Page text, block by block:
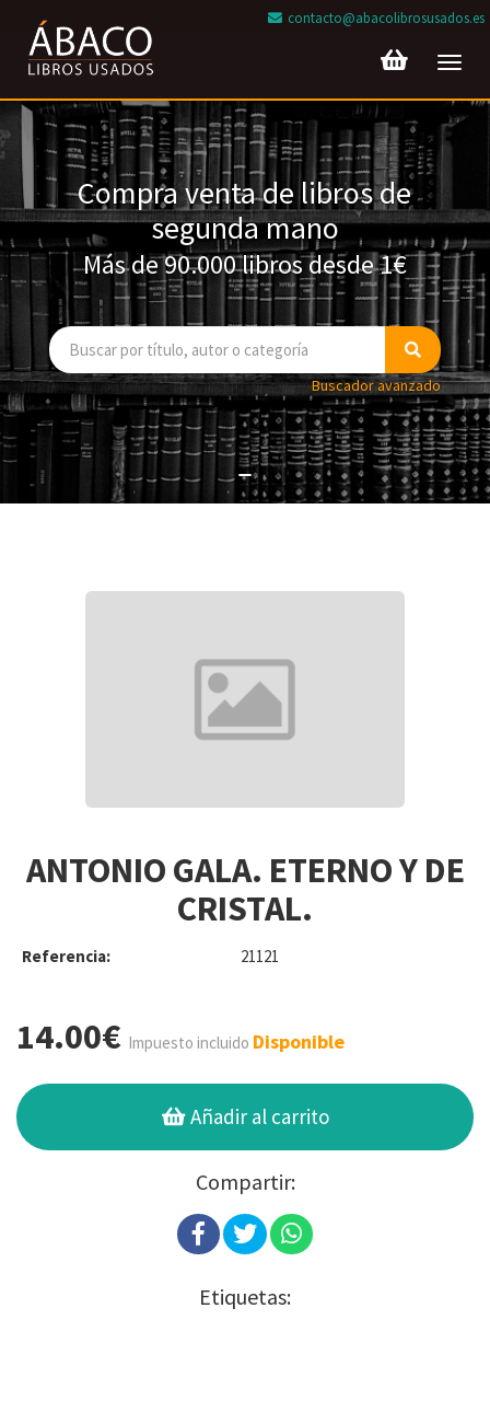
contacto@abacolibrosusados.es
Compra venta de libros de
segunda mano
Más de 90.000 libros desde 1€
Buscador avanzado
ANTONIO GALA. ETERNO Y DE
CRISTAL.
Referencia: 21121
14.00€ Impuesto incluido Disponible
Añadir al carrito
Compartir:
Etiquetas: